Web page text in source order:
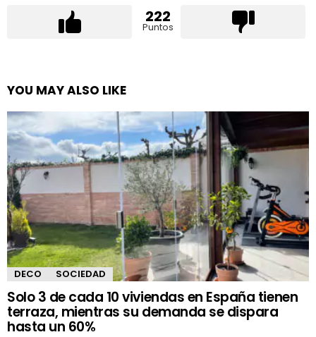
222
Puntos
YOU MAY ALSO LIKE
DECO SOCIEDAD
Solo 3 de cada 10 viviendas en España tienen
terraza, mientras su demanda se dispara
hasta un 60%